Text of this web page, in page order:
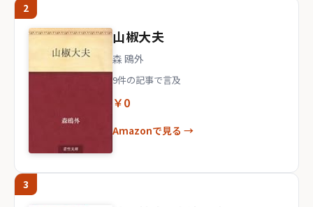
2
山椒大夫
森 鴎外
9件の記事で言及
￥0
Amazonで見る →
3